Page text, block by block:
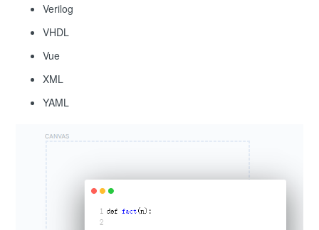
Verilog
VHDL
Vue
XML
YAML